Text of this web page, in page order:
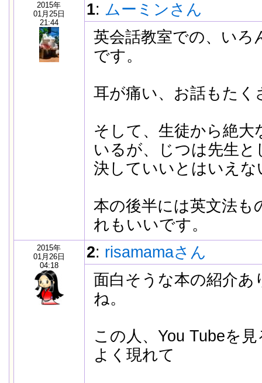
2015年
01月25日
21:44
1: ムーミンさん
英会話教室での、いろ
です。
耳が痛い、お話もたく
そして、生徒から絶大
いるが、じつは先生と
決していいとはいえ
本の後半には英文法も
れもいいです。
2015年
01月26日
04:18
2: risamamaさん
面白そうな本の紹介
ね。
この人、You Tubeを
よく現れて